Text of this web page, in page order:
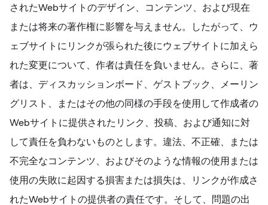
されたWebサイトのデザイン、コンテンツ、および現在
または将来の著作権に影響を与えません。したがって、ウ
ェブサイトにリンクが張られた後にウェブサイトに加えら
れた変更について、作者は責任を負いません。さらに、著
者は、ディスカッションボード、ゲストブック、メーリン
グリスト、またはその他の同様の手段を使用して作成者の
Webサイトに提供されたリンク、投稿、および通知に対
して責任を負わないものとします。違法、不正確、または
不完全なコンテンツ、およびそのような情報の使用または
使用の失敗に起因する損害または損失は、リンクが作成さ
れたWebサイトの提供者の責任です。そして、問題の出